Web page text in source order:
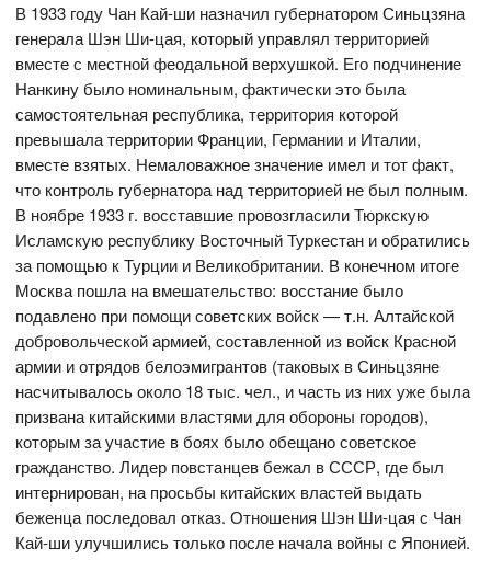
В 1933 году Чан Кай-ши назначил губернатором Синьцзяна
генерала Шэн Ши-цая, который управлял территорией
вместе с местной феодальной верхушкой. Его подчинение
Нанкину было номинальным, фактически это была
самостоятельная республика, территория которой
превышала территории Франции, Германии и Италии,
вместе взятых. Немаловажное значение имел и тот факт,
что контроль губернатора над территорией не был полным.
В ноябре 1933 г. восставшие провозгласили Тюркскую
Исламскую республику Восточный Туркестан и обратились
за помощью к Турции и Великобритании. В конечном итоге
Москва пошла на вмешательство: восстание было
подавлено при помощи советских войск — т.н. Алтайской
добровольческой армией, составленной из войск Красной
армии и отрядов белоэмигрантов (таковых в Синьцзяне
насчитывалось около 18 тыс. чел., и часть из них уже была
призвана китайскими властями для обороны городов),
которым за участие в боях было обещано советское
гражданство. Лидер повстанцев бежал в СССР, где был
интернирован, на просьбы китайских властей выдать
беженца последовал отказ. Отношения Шэн Ши-цая с Чан
Кай-ши улучшились только после начала войны с Японией.